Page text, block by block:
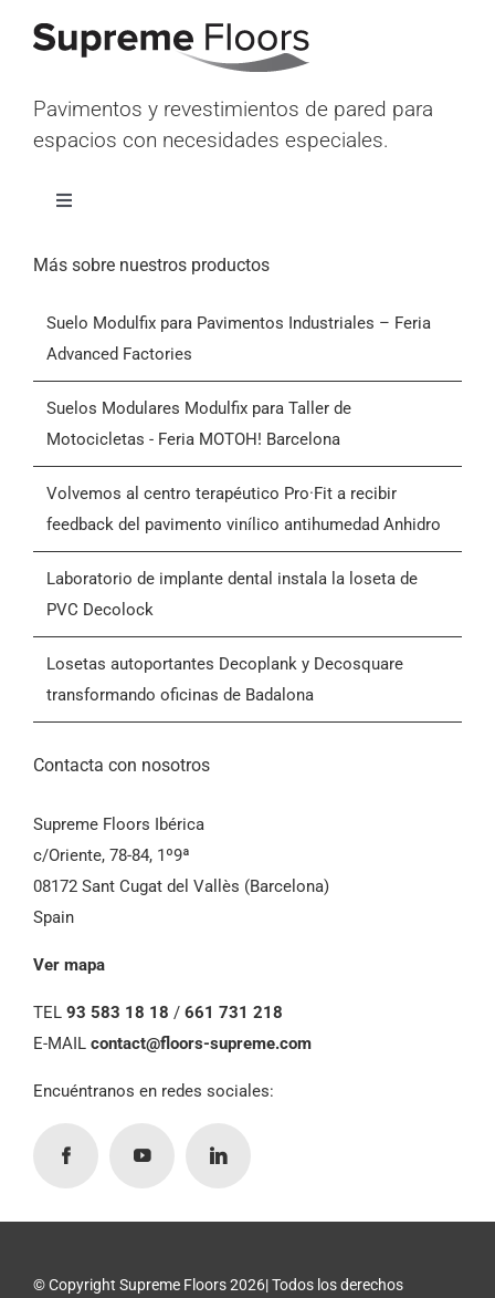
Pavimentos y revestimientos de pared para
Productos
Blog
Contactar
Condiciones Generales de Venta (CGV)
Suelo Modulfix para Pavimentos Industriales – Feria
Suelos Modulares Modulfix para Taller de
Volvemos al centro terapéutico Pro·Fit a recibir
Laboratorio de implante dental instala la loseta de
Losetas autoportantes Decoplank y Decosquare
Supreme Floors Ibérica
c/Oriente, 78-84, 1º9ª
08172 Sant Cugat del Vallès (Barcelona)
TEL93 583 18 18/